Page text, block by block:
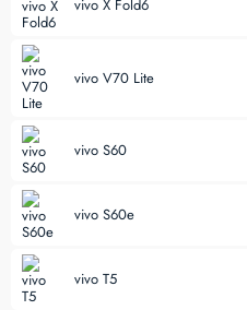
vivo X Fold6
vivo V70 Lite
vivo S60
vivo S60e
vivo T5